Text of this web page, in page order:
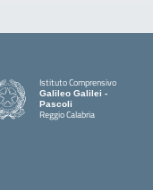
Istituto Comprensivo
Galileo Galilei -
Pascoli
Reggio Calabria